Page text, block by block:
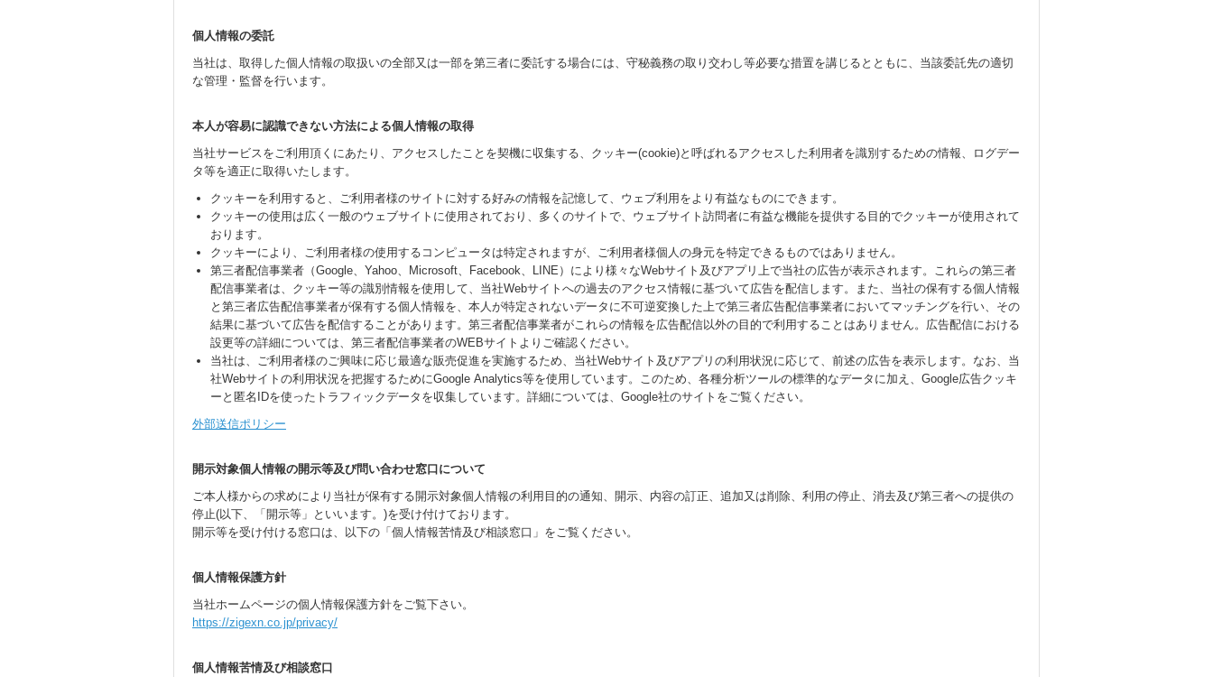
個人情報の委託
当社は、取得した個人情報の取扱いの全部又は一部を第三者に委託する場合には、守秘義務の取り交わし等必要な措置を講じるとともに、当該委託先の適切
な管理・監督を行います。
本人が容易に認識できない方法による個人情報の取得
当社サービスをご利用頂くにあたり、アクセスしたことを契機に収集する、クッキー(cookie)と呼ばれるアクセスした利用者を識別するための情報、ログデー
タ等を適正に取得いたします。
クッキーを利用すると、ご利用者様のサイトに対する好みの情報を記憶して、ウェブ利用をより有益なものにできます。
クッキーの使用は広く一般のウェブサイトに使用されており、多くのサイトで、ウェブサイト訪問者に有益な機能を提供する目的でクッキーが使用されて
おります。
クッキーにより、ご利用者様の使用するコンピュータは特定されますが、ご利用者様個人の身元を特定できるものではありません。
第三者配信事業者（Google、Yahoo、Microsoft、Facebook、LINE）により様々なWebサイト及びアプリ上で当社の広告が表示されます。これらの第三者
配信事業者は、クッキー等の識別情報を使用して、当社Webサイトへの過去のアクセス情報に基づいて広告を配信します。また、当社の保有する個人情報
と第三者広告配信事業者が保有する個人情報を、本人が特定されないデータに不可逆変換した上で第三者広告配信事業者においてマッチングを行い、その
結果に基づいて広告を配信することがあります。第三者配信事業者がこれらの情報を広告配信以外の目的で利用することはありません。広告配信における
設更等の詳細については、第三者配信事業者のWEBサイトよりご確認ください。
当社は、ご利用者様のご興味に応じ最適な販売促進を実施するため、当社Webサイト及びアプリの利用状況に応じて、前述の広告を表示します。なお、当
社Webサイトの利用状況を把握するためにGoogle Analytics等を使用しています。このため、各種分析ツールの標準的なデータに加え、Google広告クッキ
ーと匿名IDを使ったトラフィックデータを収集しています。詳細については、Google社のサイトをご覧ください。
外部送信ポリシー
開示対象個人情報の開示等及び問い合わせ窓口について
ご本人様からの求めにより当社が保有する開示対象個人情報の利用目的の通知、開示、内容の訂正、追加又は削除、利用の停止、消去及び第三者への提供の
停止(以下、「開示等」といいます。)を受け付けております。
開示等を受け付ける窓口は、以下の「個人情報苦情及び相談窓口」をご覧ください。
個人情報保護方針
当社ホームページの個人情報保護方針をご覧下さい。
https://zigexn.co.jp/privacy/
個人情報苦情及び相談窓口